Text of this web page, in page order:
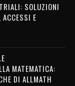
SOLUZIONI
ACCESSI E
MATEMATICA:
DI ALLMATH